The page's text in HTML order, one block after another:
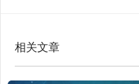
相关文章